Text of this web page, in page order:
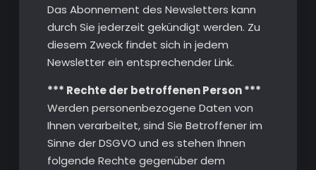
Das Abonnement des Newsletters kann
durch Sie jederzeit gekündigt werden. Zu
diesem Zweck findet sich in jedem
Newsletter ein entsprechender Link.
*** Rechte der betroffenen Person ***
Werden personenbezogene Daten von
Ihnen verarbeitet, sind Sie Betroffener im
Sinne der DSGVO und es stehen Ihnen
folgende Rechte gegenüber dem